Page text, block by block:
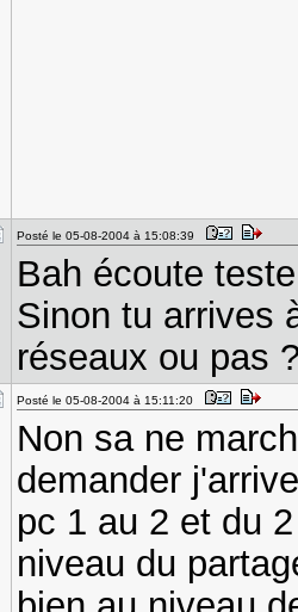
Posté le 05-08-2004 à 15:08:39
Bah écoute
Sinon tu arrives
réseaux ou pas
Posté le 05-08-2004 à 15:11:20
Non sa ne
demander
pc 1 au 2 et du
niveau du